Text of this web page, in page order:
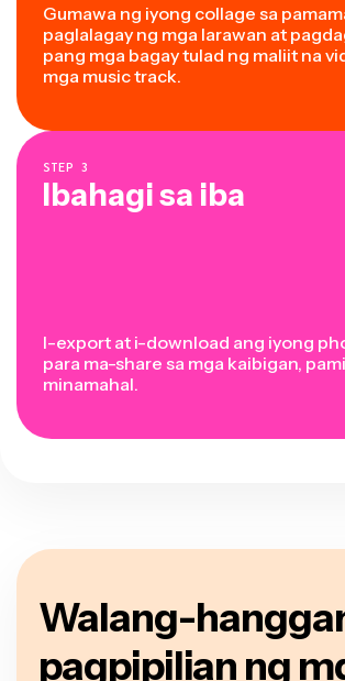
Gumawa ng iyong collage sa
paglalagay ng mga larawan at
pang mga bagay tulad ng maliit na
mga music track.
STEP 3
Ibahagi sa iba
I-export at i-download ang iyong
para ma-share sa mga kaibigan,
minamahal.
Walang-
pagpipilian ng